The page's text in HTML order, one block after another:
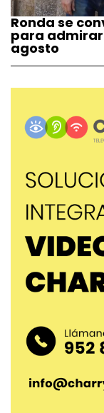
Ronda se
para admirar
agosto